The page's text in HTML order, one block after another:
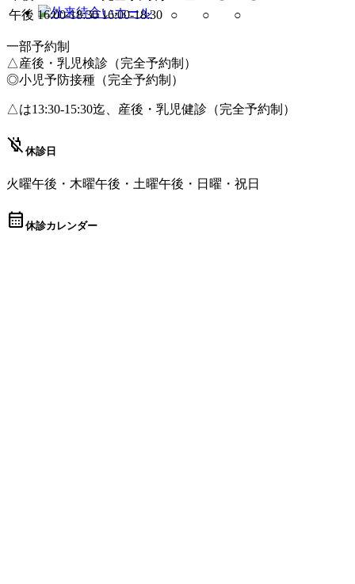
午後 16:00-18:30 16:00-18:30 ○ ○ ○
一部予約制
△産後・乳児検診（完全予約制）
◎小児予防接種（完全予約制）
△は13:30-15:30迄、産後・乳児健診（完全予約制）
power_off 休診日
火曜午後・木曜午後・土曜午後・日曜・祝日
calendar_month 休診カレンダー